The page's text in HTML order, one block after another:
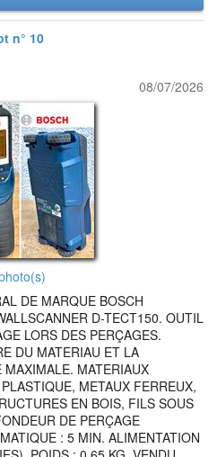
n° 10
08/07/2026
DE MARQUE BOSCH
D-TECT150. OUTIL
LORS DES PERÇAGES.
DU MATERIAU ET LA
MATERIAUX
METAUX FERREUX,
EN BOIS, FILS SOUS
DE PERÇAGE
: 5 MIN. ALIMENTATION